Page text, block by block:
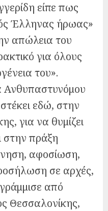
είπε πως
Έλληνας ήρωας»
απώλεια του
για όλους
του».
εδώ, στην
για να θυμίζει
στην πράξη
αφοσίωση,
σε αρχές,
από
Θεσσαλονίκης,